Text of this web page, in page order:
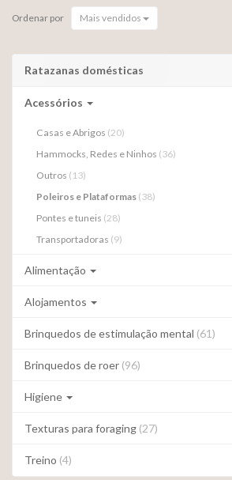
Ordenar por Mais vendidos
Ratazanas domésticas
Acessórios
Casas e Abrigos (20)
Hammocks, Redes e Ninhos (36)
Outros (13)
Poleiros e Plataformas (38)
Pontes e tuneis (28)
Transportadoras (9)
Alimentação
Alojamentos
Brinquedos de estimulação mental (61)
Brinquedos de roer (96)
Higiene
Texturas para foraging (27)
Treino (4)